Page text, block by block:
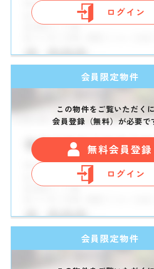
ログイン
会員限定物件
この物件をご覧いただく
会員登録（無料）が必要で
無料会員登録
ログイン
会員限定物件